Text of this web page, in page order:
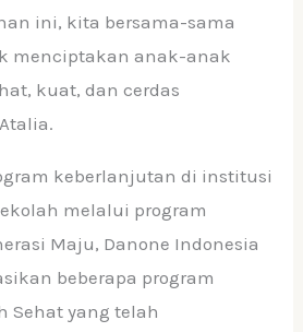
ini, kita bersama-sama
menciptakan anak-anak
kuat, dan cerdas
keberlanjutan di institusi
melalui program
Maju, Danone Indonesia
beberapa program
Sehat yang telah